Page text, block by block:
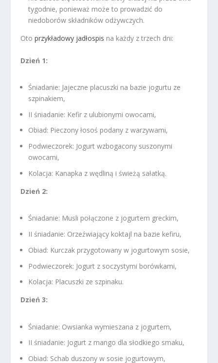
tygodnie, ponieważ może to prowadzić do
niedoborów składników odżywczych.
Otoprzykładowy jadłospis na każdy z trzech dni:
Dzień 1:
Śniadanie: Jajeczne placuszki na bazie jogurtu ze
szpinakiem,
II śniadanie: Kefir z ulubionymi owocami,
Obiad: Pieczony łosoś podany z warzywami,
Podwieczorek: Jogurt wzbogacony suszonymi
owocami,
Kolacja: Kanapka z wędliną i świeżą sałatką.
Dzień 2:
Śniadanie: Musli połączone z jogurtem greckim,
II śniadanie: Orzeźwiający koktajl na bazie kefiru,
Obiad: Kurczak przygotowany w jogurtowym sosie,
Podwieczorek: Jogurt z soczystymi borówkami,
Kolacja: Placuszki ze szpinaku.
Dzień 3:
Śniadanie: Owsianka wymieszana z jogurtem,
II śniadanie: Jogurt z mango dla słodkiego smaku,
Obiad: Schab duszony w sosie jogurtowym,